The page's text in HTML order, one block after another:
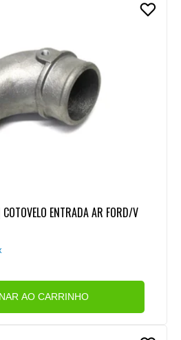
ENTRADA AR FORD/V
AO CARRINHO